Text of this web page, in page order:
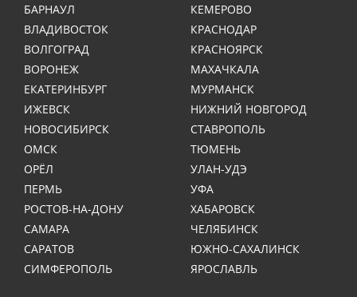
БАРНАУЛ
ВЛАДИВОСТОК
ВОЛГОГРАД
ВОРОНЕЖ
ЕКАТЕРИНБУРГ
ИЖЕВСК
КЕМЕРОВО
КРАСНОДАР
КРАСНОЯРСК
МАХАЧКАЛА
МУРМАНСК
НИЖНИЙ НОВГОРОД
НОВОСИБИРСК
ОМСК
ОРЁЛ
ПЕРМЬ
РОСТОВ-НА-ДОНУ
САМАРА
САРАТОВ
СИМФЕРОПОЛЬ
СТАВРОПОЛЬ
ТЮМЕНЬ
УЛАН-УДЭ
УФА
ХАБАРОВСК
ЧЕЛЯБИНСК
ЮЖНО-САХАЛИНСК
ЯРОСЛАВЛЬ